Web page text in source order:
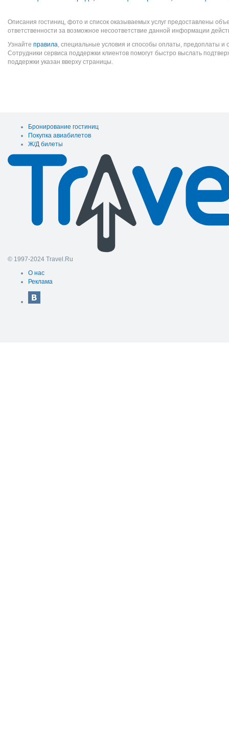
Описания гостиниц, фото и список оказываемых услуг предоставлены
ответственности за возможное несоответствие данной информации
Узнайте правила, специальные условия и способы оплаты, предоплаты и
Сотрудники сервиса поддержки клиентов помогут быстро выслать
поддержки указан вверху страницы.
Бронирование гостиниц
Покупка авиабилетов
Ж/Д билеты
© 1997-2024 Travel.Ru
О нас
Реклама